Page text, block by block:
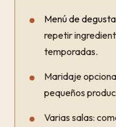
Menú de
repetir
temporadas.
Maridaje
pequeños
Varias salas: